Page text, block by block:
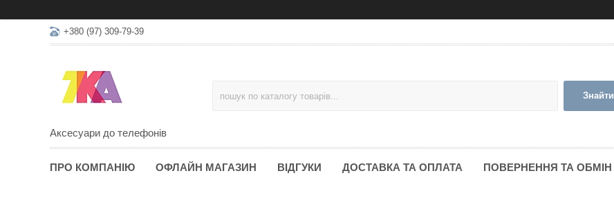
+380 (97) 309-79-39
Аксесуари до телефонів
Знайти
ПРО КОМПАНІЮ ОФЛАЙН МАГАЗИН ВІДГУКИ ДОСТАВКА ТА ОПЛАТА ПОВЕРНЕННЯ ТА ОБМІН